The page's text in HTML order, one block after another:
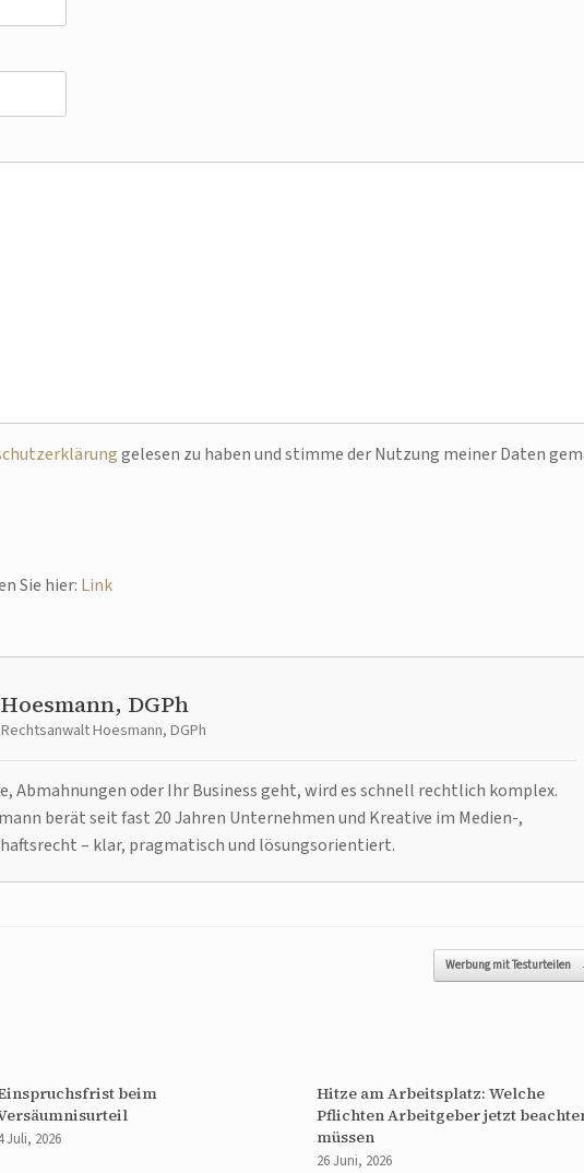
gelesen zu haben und stimme der Nutzung meiner Daten
Sie hier: Link
DGPh
Hoesmann, DGPh
Abmahnungen oder Ihr Business geht, wird es schnell rechtlich komplex.
berät seit fast 20 Jahren Unternehmen und Kreative im Medien-,
– klar, pragmatisch und lösungsorientiert.
Werbung mit Testurteilen
beim
Juli, 2026
Hitze am Arbeitsplatz: Welche
Pflichten Arbeitgeber jetzt
müssen
26 Juni, 2026